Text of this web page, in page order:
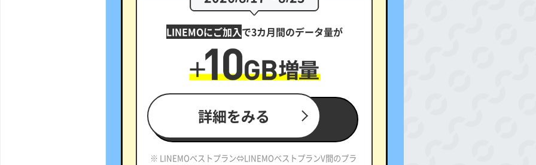
LINEMOにご加入で3カ月間のデータ量が
詳細をみる
※ LINEMOベストプラン⇔LINEMOベストプランV間のプラ